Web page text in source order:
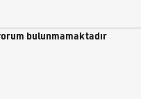
bulunmamaktadır